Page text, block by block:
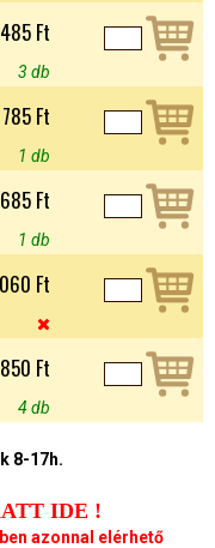
Ft
3 db
Ft
1 db
Ft
1 db
Ft

Ft
4 db
8-17h.
IDE !
azonnal elérhető